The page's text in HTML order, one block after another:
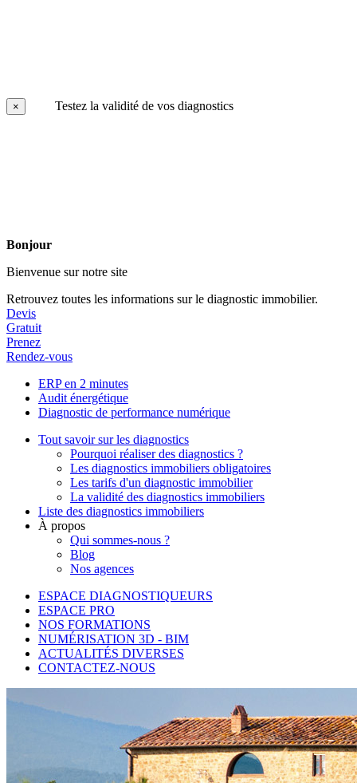
× Testez la validité de vos diagnostics
Bonjour
Bienvenue sur notre site
Retrouvez toutes les informations sur le diagnostic immobilier.
Devis
Gratuit
Prenez
Rendez-vous
ERP en 2 minutes
Audit énergétique
Diagnostic de performance numérique
Tout savoir sur les diagnostics
Pourquoi réaliser des diagnostics ?
Les diagnostics immobiliers obligatoires
Les tarifs d'un diagnostic immobilier
La validité des diagnostics immobiliers
Liste des diagnostics immobiliers
À propos
Qui sommes-nous ?
Blog
Nos agences
ESPACE DIAGNOSTIQUEURS
ESPACE PRO
NOS FORMATIONS
NUMÉRISATION 3D - BIM
ACTUALITÉS DIVERSES
CONTACTEZ-NOUS